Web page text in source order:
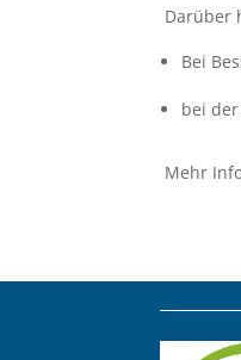
Darüber
Bei
bei
Mehr